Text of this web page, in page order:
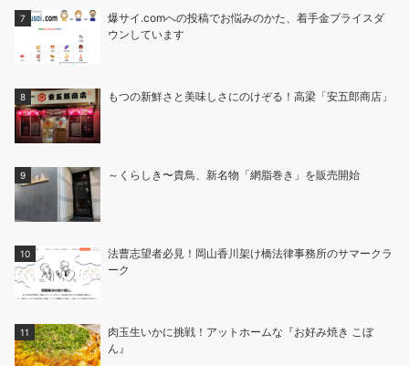
爆サイ.comへの投稿でお悩みのかた、着手金プライスダ
ウンしています
もつの新鮮さと美味しさにのけぞる！高梁「安五郎商店」
～くらしき〜貴鳥、新名物「網脂巻き」を販売開始
法曹志望者必見！岡山香川架け橋法律事務所のサマークラ
ーク
肉玉生いかに挑戦！アットホームな『お好み焼き こぼ
ん』